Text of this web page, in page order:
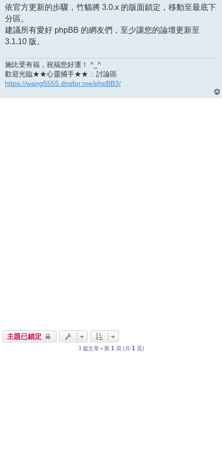
依官方更新的步驟，竹貓將 3.0.x 的版面鎖定，移動至最底下
分區。
建議所有愛好 phpBB 的網友們，至少讓您的論壇更新至
3.1.10 版。
施比受有福，祝福您好運！ ^_^
歡迎光臨★★心靈捕手★★ :: 討論區
https://wang5555.dnsfor.me/phpBB3/
主題已鎖定
3 篇文章 • 第 1 頁 (共 1 頁)